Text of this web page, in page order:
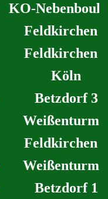
KO-
Feldkirchen 4
Feldkirchen 1
Köln
Betzdorf 3
Weißenturm
Feldkirchen 2
Weißenturm
Betzdorf 1